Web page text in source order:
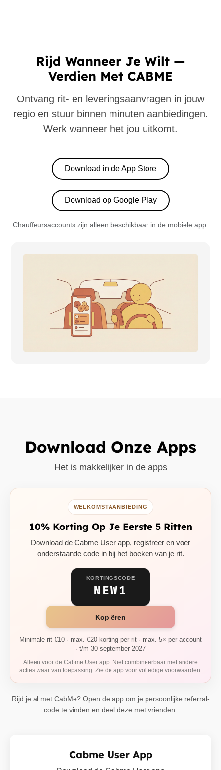
Rijd Wanneer Je Wilt —
Verdien Met CABME
Ontvang rit- en leveringsaanvragen in jouw
regio en stuur binnen minuten aanbiedingen.
Werk wanneer het jou uitkomt.
Download in de App Store
Download op Google Play
Chauffeursaccounts zijn alleen beschikbaar in de mobiele app.
Download Onze Apps
Het is makkelijker in de apps
WELKOMSTAANBIEDING
10% Korting Op Je Eerste 5 Ritten
Download de Cabme User app, registreer en voer
onderstaande code in bij het boeken van je rit.
KORTINGSCODE
NEW1
Kopiëren
Minimale rit €10 · max. €20 korting per rit · max. 5× per account
· t/m 30 september 2027
Alleen voor de Cabme User app. Niet combineerbaar met andere
acties waar van toepassing. Zie de app voor volledige voorwaarden.
Rijd je al met CabMe? Open de app om je persoonlijke referral-
code te vinden en deel deze met vrienden.
Cabme User App